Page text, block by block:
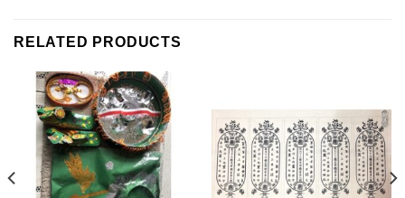
RELATED PRODUCTS